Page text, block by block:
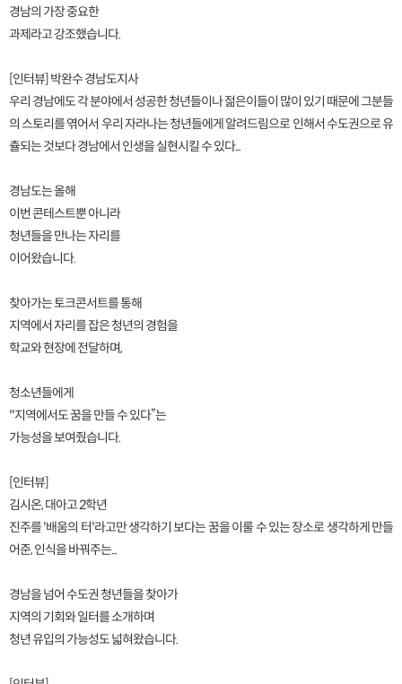
경남의 가장 중요한
과제라고 강조했습니다.
[인터뷰] 박완수 경남도지사
우리 경남에도 각 분야에서 성공한 청년들이나 젊은이들이 많이 있기 때문에 그분들
의 스토리를 엮어서 우리 자라나는 청년들에게 알려드림으로 인해서 수도권으로 유
츌되는 것보다 경남에서 인생을 실현시킬 수 있다...
경남도는 올해
이번 콘테스트뿐 아니라
청년들을 만나는 자리를
이어왔습니다.
찾아가는 토크콘서트를 통해
지역에서 자리를 잡은 청년의 경험을
학교와 현장에 전달하며,
청소년들에게
"지역에서도 꿈을 만들 수 있다”는
가능성을 보여줬습니다.
[인터뷰]
김시온, 대아고 2학년
진주를 '배움의 터'라고만 생각하기 보다는 꿈을 이룰 수 있는 장소로 생각하게 만들
어준, 인식을 바꿔주는...
경남을 넘어 수도권 청년들을 찾아가
지역의 기회와 일터를 소개하며
청년 유입의 가능성도 넓혀왔습니다.